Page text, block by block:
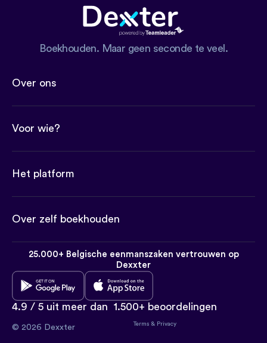
Boekhouden. Maar geen seconde te veel.
Over ons
Voor wie?
Het platform
Over zelf boekhouden
25.000+ Belgische eenmanszaken vertrouwen op
Dexxter
4.9 / 5 uit meer dan 1.500+ beoordelingen
© 2026 Dexxter Terms & Privacy